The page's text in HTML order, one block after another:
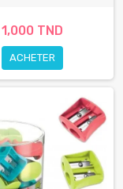
1,000 TND
ACHETER